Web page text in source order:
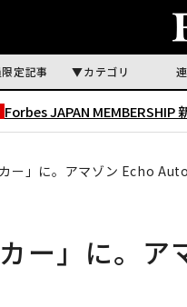
定記事 カテゴリ
Forbes JAPAN MEMBERSHIP
ー」に。アマゾン Echo
ー」に。